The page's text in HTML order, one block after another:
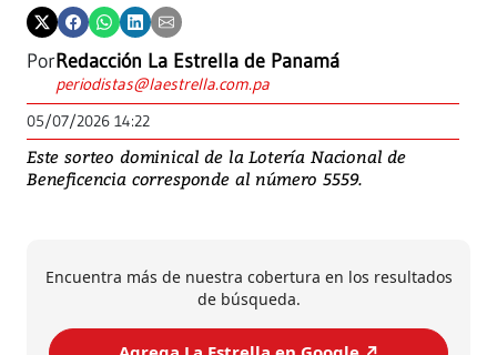
PorRedacción La Estrella de Panamá
periodistas@laestrella.com.pa
05/07/2026 14:22
Este sorteo dominical de la Lotería Nacional de
Beneficencia corresponde al número 5559.
Encuentra más de nuestra cobertura en los resultados
de búsqueda.